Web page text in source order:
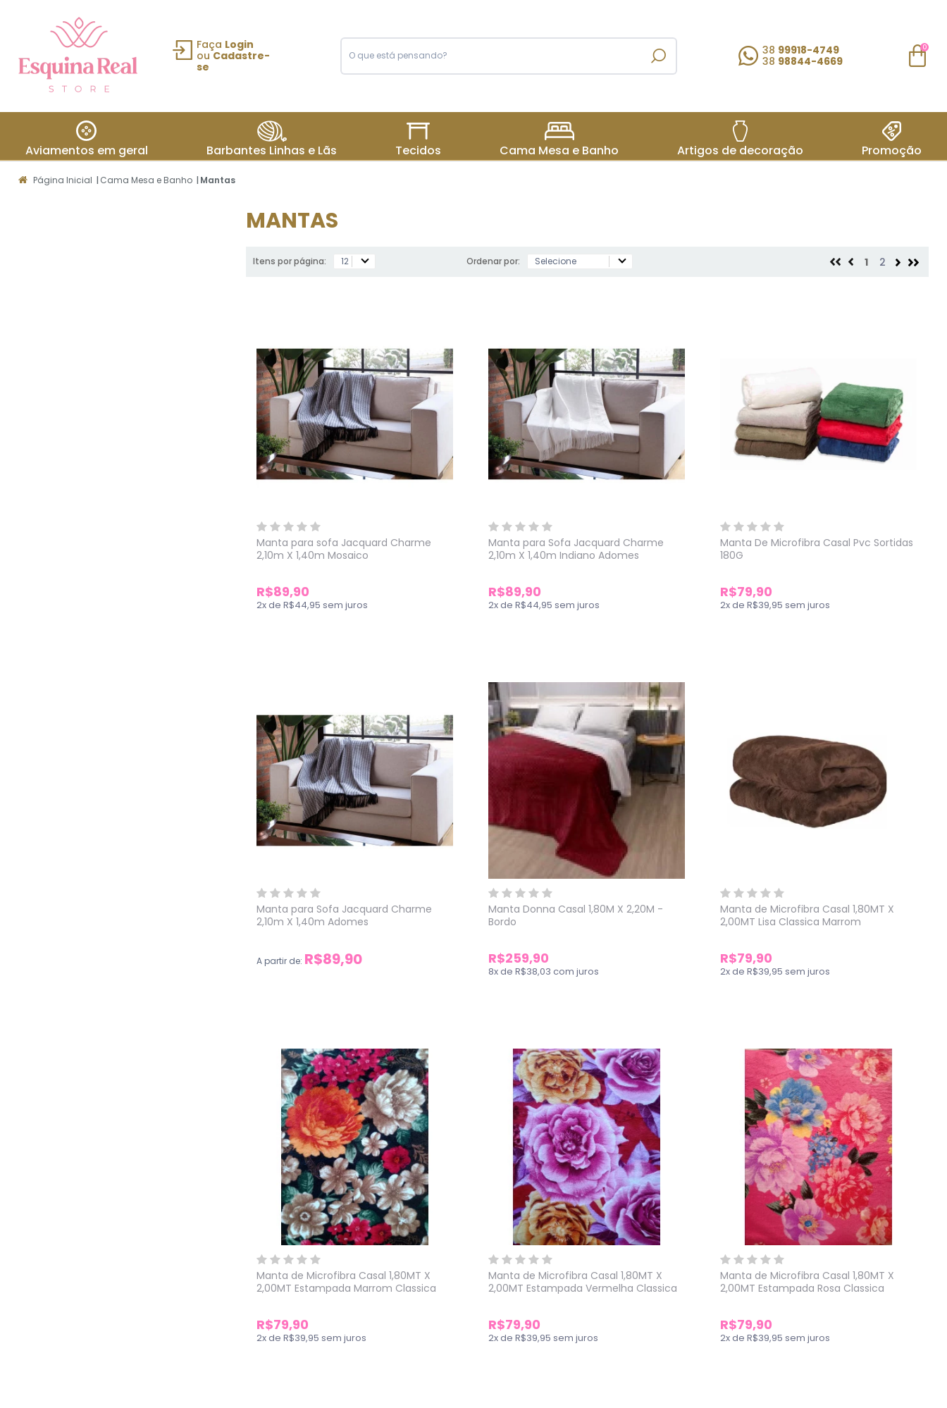
Faça Login
ou Cadastre-
se
ou Cadastre-
Meus
Meus
pedidos
38 99918-4749
38 98844-4669
0
Aviamentos em geral Barbantes Linhas e Lãs Tecidos Cama Mesa e Banho Artigos de decoração Promoção
Página Inicial | Cama Mesa e Banho | Mantas
MANTAS
Itens por página: Ordenar por: 1 2
Manta para sofa Jacquard Charme
2,10m X 1,40m Mosaico
R$89,90
2xde R$44,95 sem juros
Manta para Sofa Jacquard Charme
2,10m X 1,40m Indiano Adomes
R$89,90
2xde R$44,95 sem juros
Manta De Microfibra Casal Pvc Sortidas
180G
R$79,90
2xde R$39,95 sem juros
Manta para Sofa Jacquard Charme
2,10m X 1,40m Adomes
A partir de: R$89,90
Manta Donna Casal 1,80M X 2,20M -
Bordo
R$259,90
8xde R$38,03 com juros
Manta de Microfibra Casal 1,80MT X
2,00MT Lisa Classica Marrom
R$79,90
2xde R$39,95 sem juros
Manta de Microfibra Casal 1,80MT X
2,00MT Estampada Marrom Classica
R$79,90
2xde R$39,95 sem juros
Manta de Microfibra Casal 1,80MT X
2,00MT Estampada Vermelha Classica
R$79,90
2xde R$39,95 sem juros
Manta de Microfibra Casal 1,80MT X
2,00MT Estampada Rosa Classica
R$79,90
2xde R$39,95 sem juros